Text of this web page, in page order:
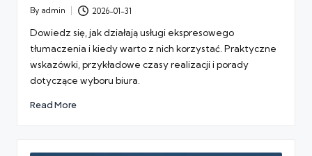
Posted
By admin 2026-01-31
Dowiedz się, jak działają usługi ekspresowego
tłumaczenia i kiedy warto z nich korzystać. Praktyczne
wskazówki, przykładowe czasy realizacji i porady
dotyczące wyboru biura.
Read More